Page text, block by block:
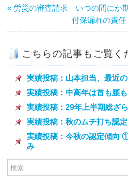
« 労災の審査請求 いつの間にか
付保漏れの責
こちらの記事もご覧く
実績投稿：山本担当、最近
実績投稿：中高年は首も腰
実績投稿：29年上半期総ざ
実績投稿：秋のムチ打ち認定
実績投稿：今秋の認定傾向
み